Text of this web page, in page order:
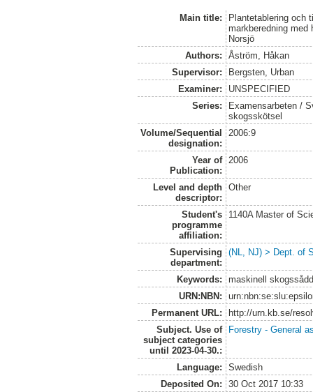
Main title:
Plantetablering och
markberedning
Norsjö
Authors:
Åström, Håkan
Supervisor:
Bergsten, Urban
Examiner:
UNSPECIFIED
Series:
Examensarbeten /
skogsskötsel
Volume/Sequential
designation:
2006:9
Year of
Publication:
2006
Level and depth
descriptor:
Other
Student's
programme
affiliation:
1140A Master of
Supervising
department:
(NL, NJ) > Dept. of
Keywords:
maskinell
URN:NBN:
Permanent URL:
http://urn.kb.se/
Subject. Use of
subject categories
until 2023-04-30.:
Forestry - General
Language:
Swedish
Deposited On:
30 Oct 2017 10:33